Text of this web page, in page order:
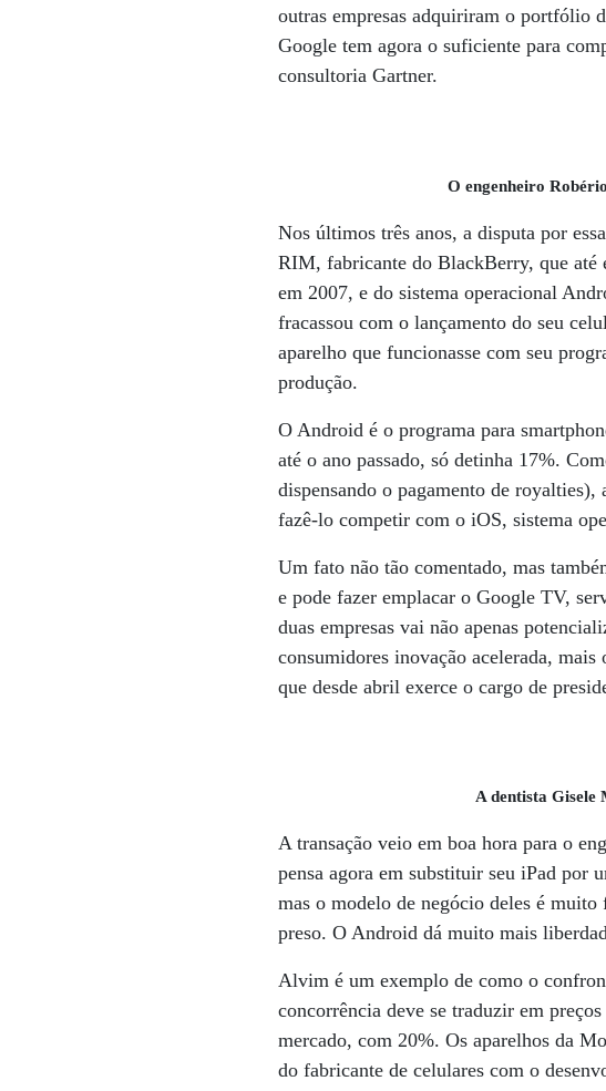
outras empresas adquiriram o portfólio
Google tem agora o suficiente para
consultoria Gartner.
O engenheiro
Nos últimos três anos, a disputa por
RIM, fabricante do BlackBerry, que até
em 2007, e do sistema operacional
fracassou com o lançamento do seu
aparelho que funcionasse com seu
produção.
O Android é o programa para
até o ano passado, só detinha 17%.
dispensando o pagamento de
fazê-lo competir com o iOS, sistema
Um fato não tão comentado, mas
e pode fazer emplacar o Google TV,
duas empresas vai não apenas
consumidores inovação acelerada, mais
que desde abril exerce o cargo de
A dentista Gisele
A transação veio em boa hora para o
pensa agora em substituir seu iPad por
mas o modelo de negócio deles é
preso. O Android dá muito mais
Alvim é um exemplo de como o
concorrência deve se traduzir em
mercado, com 20%. Os aparelhos da
do fabricante de celulares com o